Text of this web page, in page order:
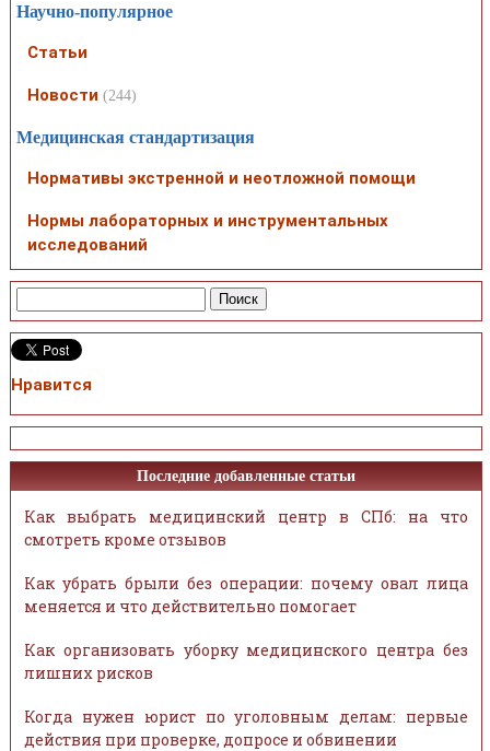
Научно-популярное
Статьи
Новости (244)
Медицинская стандартизация
Нормативы экстренной и неотложной помощи
Нормы лабораторных и инструментальных
исследований
Нравится
Последние добавленные статьи
Как выбрать медицинский центр в СПб: на что
смотреть кроме отзывов
Как убрать брыли без операции: почему овал лица
меняется и что действительно помогает
Как организовать уборку медицинского центра без
лишних рисков
Когда нужен юрист по уголовным делам: первые
действия при проверке, допросе и обвинении